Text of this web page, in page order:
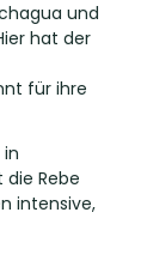
und
hat der
für ihre
in
Rebe
intensive,